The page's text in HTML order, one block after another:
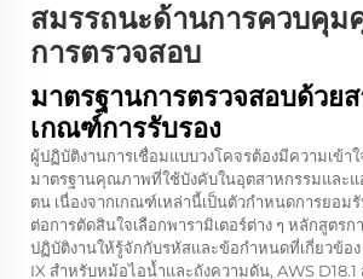
สมรรถนะด้านการควบคุ
การตรวจสอบ
มาตรฐานการตรวจสอบด้วย
เกณฑ์การรับรอง
ผู้ปฏิบัติงานการเชื่อมแบบวงโคจรต้องมีความเข้า
มาตรฐานคุณภาพที่ใช้บังคับในอุตสาหกรรมและแ
ตน เนื่องจากเกณฑ์เหล่านี้เป็นตัวกำหนดการยอม
ต่อการตัดสินใจเลือกพารามิเตอร์ต่าง ๆ หลักสูตร
ปฏิบัติงานให้รู้จักกับรหัสและข้อกำหนดที่เกี่ยวข้อง
IX สำหรับหม้อไอน้ำและถังความดัน, AWS